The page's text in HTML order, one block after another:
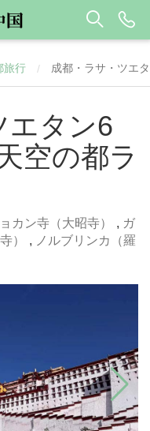
旅行 / 成都・ラサ・ツエ
エタン6
空の都ラ
カン寺（大昭寺） , ガ
） , ノルブリンカ（羅